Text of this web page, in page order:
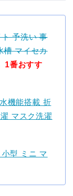
予洗い 事
槽 マイセカ
1番おすす
機能搭載 折
マスク洗濯
型 ミニ マ